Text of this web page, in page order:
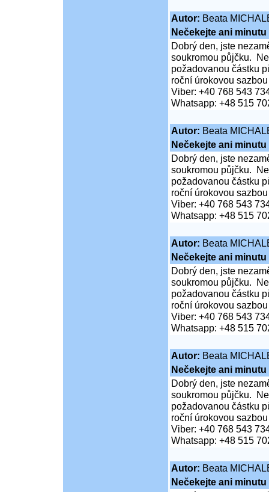
Autor: Beata
Nečekejte ani
Dobrý den, jste
soukromou půjčku.
požadovanou částku
roční úrokovou
Viber: +40 768 543
Whatsapp: +48 515
Autor: Beata
Nečekejte ani
Dobrý den, jste
soukromou půjčku.
požadovanou částku
roční úrokovou
Viber: +40 768 543
Whatsapp: +48 515
Autor: Beata
Nečekejte ani
Dobrý den, jste
soukromou půjčku.
požadovanou částku
roční úrokovou
Viber: +40 768 543
Whatsapp: +48 515
Autor: Beata
Nečekejte ani
Dobrý den, jste
soukromou půjčku.
požadovanou částku
roční úrokovou
Viber: +40 768 543
Whatsapp: +48 515
Autor: Beata
Nečekejte ani